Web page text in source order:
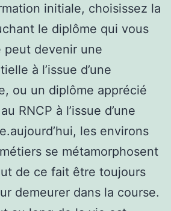
initiale, choisissez la
le diplôme qui vous
peut devenir une
à l’issue d’une
ou un diplôme apprécié
RNCP à l’issue d’une
les environs
se métamorphosent
de ce fait être toujours
demeurer dans la course.